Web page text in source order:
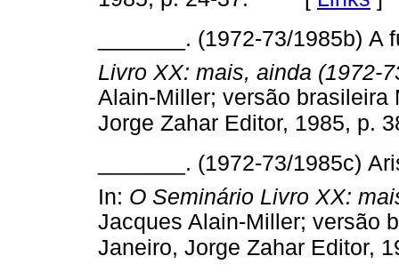
_______. (1972-73/1985b)
Livro XX: mais, ainda (1972-
Alain-Miller; versão brasileira
Jorge Zahar Editor, 1985, p.
_______. (1972-73/1985c)
In: O Seminário Livro XX:
Jacques Alain-Miller; versão
Janeiro, Jorge Zahar Editor,